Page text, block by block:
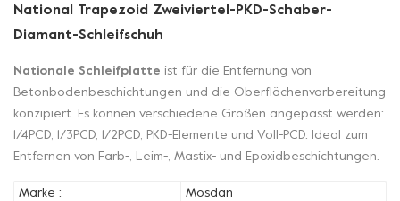
National Trapezoid Zweiviertel-PKD-Schaber-
Diamant-Schleifschuh
Nationale Schleifplatte ist für die Entfernung von
Betonbodenbeschichtungen und die Oberflächenvorbereitung
konzipiert. Es können verschiedene Größen angepasst werden:
1/4PCD, 1/3PCD, 1/2PCD, PKD-Elemente und Voll-PCD. Ideal zum
Entfernen von Farb-, Leim-, Mastix- und Epoxidbeschichtungen.
Marke :
Mosdan